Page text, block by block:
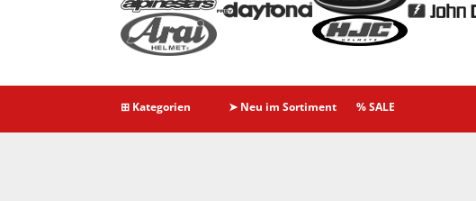
⊞ Kategorien ➤ Neu im Sortiment % SALE